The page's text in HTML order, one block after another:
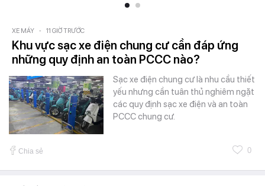
XE MÁY - 11 GIỜ TRƯỚC
Khu vực sạc xe điện chung cư cần đáp ứng
những quy định an toàn PCCC nào?
Sạc xe điện chung cư là nhu cầu thiết
yếu nhưng cần tuân thủ nghiêm ngặt
các quy định sạc xe điện và an toàn
PCCC chung cư.
Chia sẻ 0